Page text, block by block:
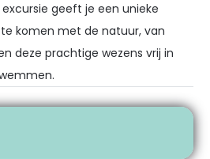
geeft je een unieke
komen met de natuur, van
deze prachtige wezens vrij in